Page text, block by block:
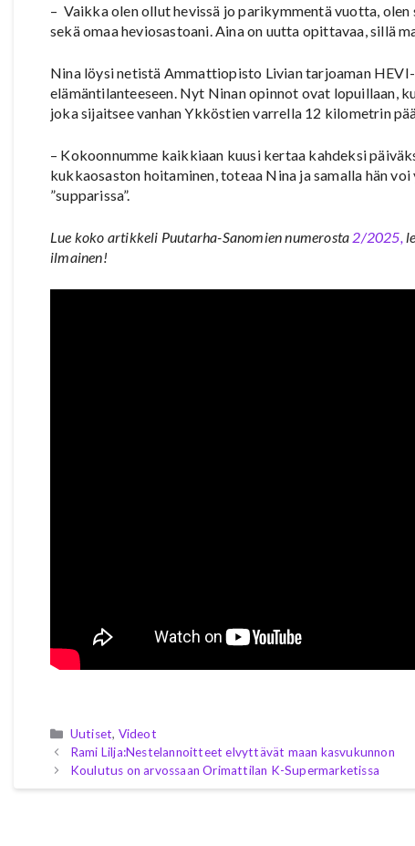
– Vaikka olen ollut hevissä jo parikymmentä vuotta,
sekä omaa heviosastoani. Aina on uutta opittavaa, sillä
Nina löysi netistä Ammattiopisto Livian tarjoaman
elämäntilanteeseen. Nyt Ninan opinnot ovat lopuillaan,
joka sijaitsee vanhan Ykköstien varrella 12 kilometrin
– Kokoonnumme kaikkiaan kuusi kertaa kahdeksi
kukkaosaston hoitaminen, toteaa Nina ja samalla hän
”supparissa”.
Lue koko artikkeli Puutarha-Sanomien numerosta 2/2025,
ilmainen!
Kategoriat
Uutiset, Videot
Rami Lilja:Nestelannoitteet elvyttävät maan kasvukunnon
Koulutus on arvossaan Orimattilan K-Supermarketissa